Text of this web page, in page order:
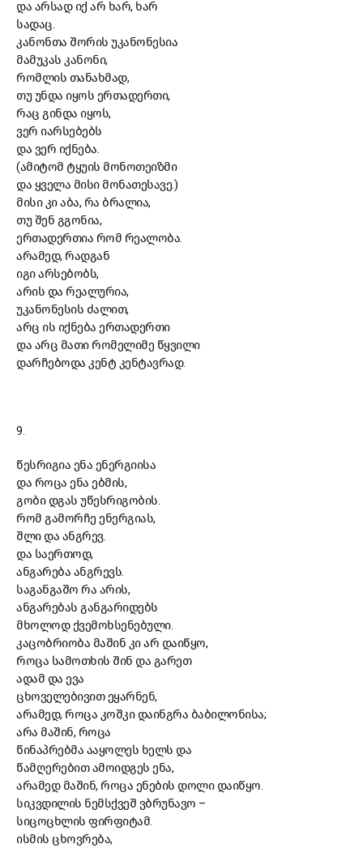
და არსად იქ არ ხარ, ხარ
სადაც.
კანონთა შორის უკანონესია
მამუკას კანონი,
რომლის თანახმად,
თუ უნდა იყოს ერთადერთი,
რაც გინდა იყოს,
ვერ იარსებებს
და ვერ იქნება.
(ამიტომ ტყუის მონოთეიზმი
და ყველა მისი მონათესავე.)
მისი კი აბა, რა ბრალია,
თუ შენ გგონია,
ერთადერთია რომ რეალობა.
არამედ, რადგან
იგი არსებობს,
არის და რეალურია,
უკანონესის ძალით,
არც ის იქნება ერთადერთი
და არც მათი რომელიმე წყვილი
დარჩებოდა კენტ კენტავრად.
9.
წესრიგია ენა ენერგიისა
და როცა ენა ებმის,
გობი დგას უწესრიგობის.
რომ გამორჩე ენერგიას,
შლი და ანგრევ.
და საერთოდ,
ანგარება ანგრევს.
საგანგაშო რა არის,
ანგარებას განგარიდებს
მხოლოდ ქვემოხსენებული.
კაცობრიობა მაშინ კი არ დაიწყო,
როცა სამოთხის შინ და გარეთ
ადამ და ევა
ცხოველებივით ეყარნენ,
არამედ, როცა კოშკი დაინგრა ბაბილონისა;
არა მაშინ, როცა
წინაპრებმა ააყოლეს ხელს და
წამღერებით ამოიდგეს ენა,
არამედ მაშინ, როცა ენების დოლი დაიწყო.
სიკვდილის ნემსქვეშ ვბრუნავო –
სიცოცხლის ფირფიტამ.
ისმის ცხოვრება,